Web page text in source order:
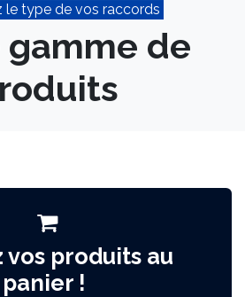
le type de vos raccords
gamme de
vos produits au
panier !